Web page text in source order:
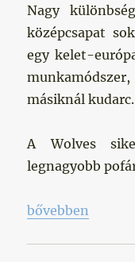
Nagy
középcsapat
egy kelet-
másiknál kudarc.
A Wolves
legnagyobb
„Kis siker, nagy
bővebben